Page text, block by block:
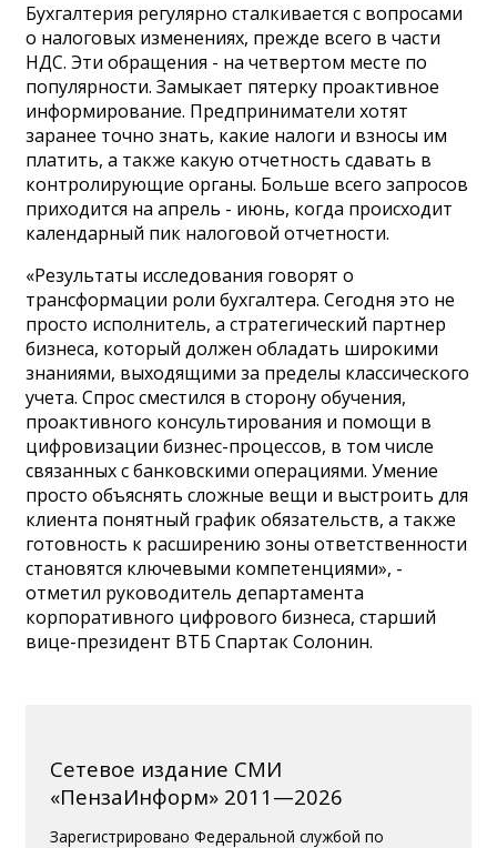
Бухгалтерия регулярно сталкивается с вопросами
о налоговых изменениях, прежде всего в части
НДС. Эти обращения - на четвертом месте по
популярности. Замыкает пятерку проактивное
информирование. Предприниматели хотят
заранее точно знать, какие налоги и взносы им
платить, а также какую отчетность сдавать в
контролирующие органы. Больше всего запросов
приходится на апрель - июнь, когда происходит
календарный пик налоговой отчетности.
«Результаты исследования говорят о
трансформации роли бухгалтера. Сегодня это не
просто исполнитель, а стратегический партнер
бизнеса, который должен обладать широкими
знаниями, выходящими за пределы классического
учета. Спрос сместился в сторону обучения,
проактивного консультирования и помощи в
цифровизации бизнес-процессов, в том числе
связанных с банковскими операциями. Умение
просто объяснять сложные вещи и выстроить для
клиента понятный график обязательств, а также
готовность к расширению зоны ответственности
становятся ключевыми компетенциями», -
отметил руководитель департамента
корпоративного цифрового бизнеса, старший
вице-президент ВТБ Спартак Солонин.
Сетевое издание СМИ
«ПензаИнформ» 2011—2026
Зарегистрировано Федеральной службой по